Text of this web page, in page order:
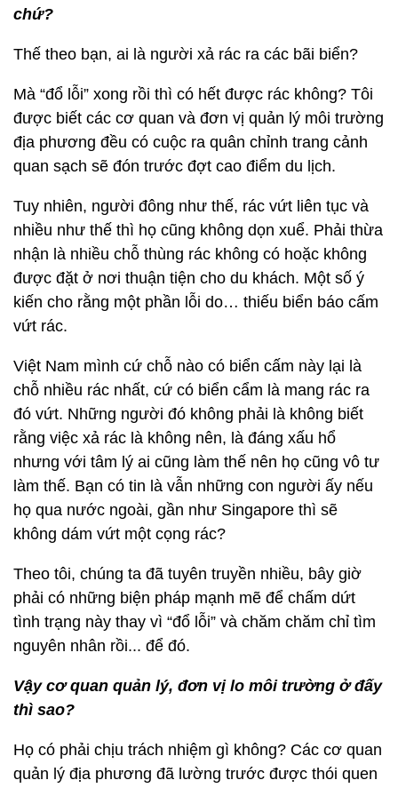
chứ?
Thế theo bạn, ai là người xả rác ra các bãi biển?
Mà “đổ lỗi” xong rồi thì có hết được rác không? Tôi
được biết các cơ quan và đơn vị quản lý môi trường
địa phương đều có cuộc ra quân chỉnh trang cảnh
quan sạch sẽ đón trước đợt cao điểm du lịch.
Tuy nhiên, người đông như thế, rác vứt liên tục và
nhiều như thế thì họ cũng không dọn xuể. Phải thừa
nhận là nhiều chỗ thùng rác không có hoặc không
được đặt ở nơi thuận tiện cho du khách. Một số ý
kiến cho rằng một phần lỗi do… thiếu biển báo cấm
vứt rác.
Việt Nam mình cứ chỗ nào có biển cấm này lại là
chỗ nhiều rác nhất, cứ có biển cẩm là mang rác ra
đó vứt. Những người đó không phải là không biết
rằng việc xả rác là không nên, là đáng xấu hổ
nhưng với tâm lý ai cũng làm thế nên họ cũng vô tư
làm thế. Bạn có tin là vẫn những con người ấy nếu
họ qua nước ngoài, gần như Singapore thì sẽ
không dám vứt một cọng rác?
Theo tôi, chúng ta đã tuyên truyền nhiều, bây giờ
phải có những biện pháp mạnh mẽ để chấm dứt
tình trạng này thay vì “đổ lỗi” và chăm chăm chỉ tìm
nguyên nhân rồi... để đó.
Vậy cơ quan quản lý, đơn vị lo môi trường ở đấy
thì sao?
Họ có phải chịu trách nhiệm gì không? Các cơ quan
quản lý địa phương đã lường trước được thói quen